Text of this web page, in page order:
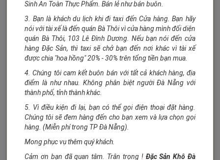
Sinh An Toàn Thực Phẩm. Bán lẻ như bán buôn.
3. Bạn là khách du lịch khi đi taxi đến Cửa hàng. Bạn hãy
nói với tài xế là đến quán Bà Thôi vì cửa hàng mình đối diện
quán Bà Thôi, 103 Lê Đình Dương. Nếu bạn nói đến cửa
hàng Đặc Sản, thì taxi sẽ chở bạn đến nơi khác vì tài xế
được chia "hoa hồng" 20% - 30% trên tổng tiền bạn mua.
4. Chúng tôi cam kết buôn bán với tất cả khách hàng, địa
điểm là như nhau. Không phân biệt người Đà Nẵng với
thành phố, tỉnh thành khác.
5. Vì điều kiện đi lại, bạn có thể gọi điện thoại đặt hàng.
Chúng tôi sẽ đem hàng đến cho bạn xem và lựa chọn gọi
hàng. (Miễn phí trong TP Đà Nẵng).
Mong phục vụ thêm quý khách.
Cảm ơn bạn đã quan tâm. Trân trọng ! Đặc Sản Khô Đà